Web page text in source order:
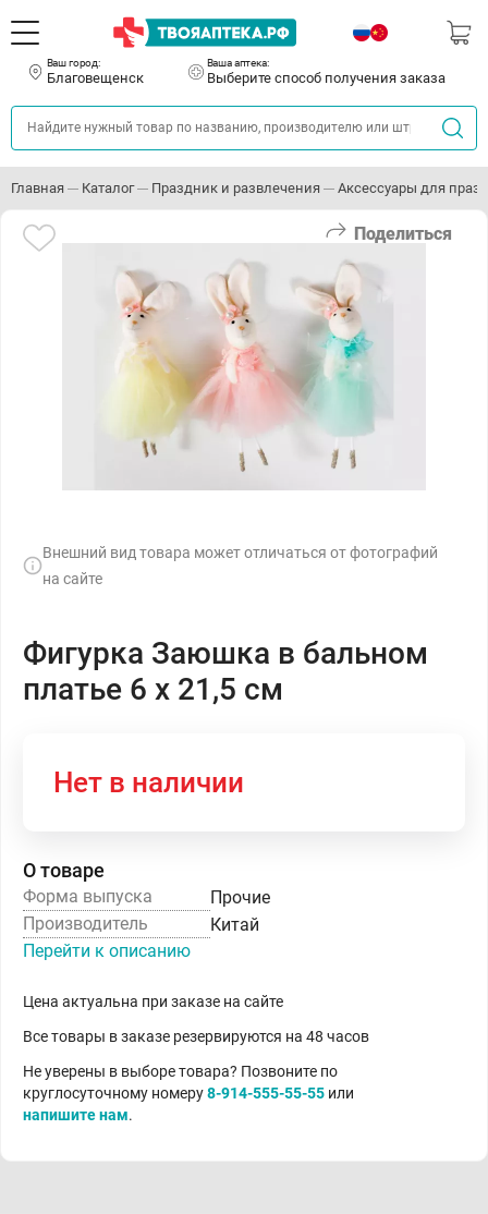
Ваш город:
Благовещенск
Ваша аптека:
Выберите способ получения заказа
Главная Каталог Праздник и развлечения Аксессуары для
Поделиться
Внешний вид товара может отличаться от фотографий
на сайте
Фигурка Заюшка в бальном
платье 6 х 21,5 см
Нет в наличии
О товаре
Форма выпуска
Прочие
Производитель
Китай
Перейти к описанию
Цена актуальна при заказе на сайте
Все товары в заказе резервируются на 48 часов
Не уверены в выборе товара? Позвоните по
круглосуточному номеру8-914-555-55-55 или
напишите нам.